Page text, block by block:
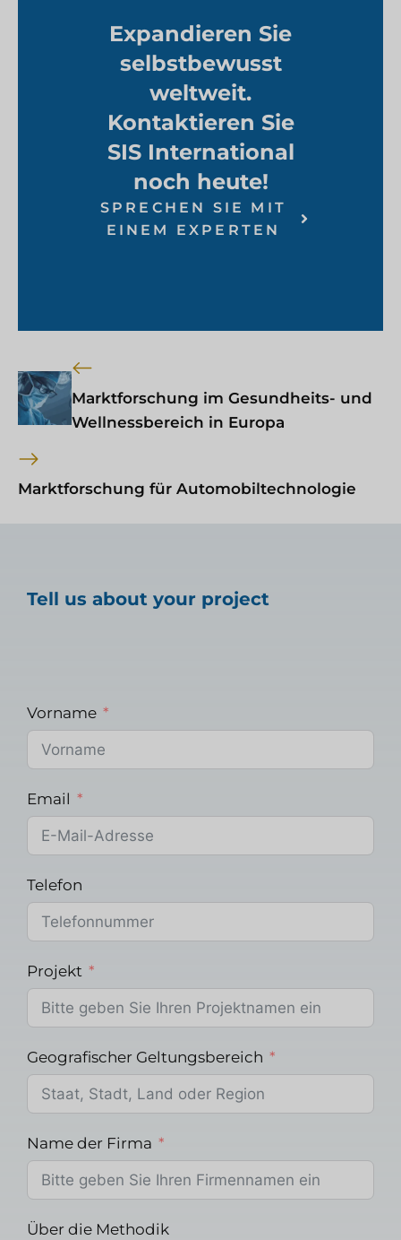
Expandieren Sie
selbstbewusst
weltweit.
Kontaktieren Sie
SIS International
noch heute!
SPRECHEN SIE MIT
EINEM EXPERTEN
Marktforschung im Gesundheits- und
Wellnessbereich in Europa
Marktforschung für Automobiltechnologie
Tell us about your project
Vorname
Email
Telefon
Projekt
Geografischer Geltungsbereich
Name der Firma
Über die Methodik